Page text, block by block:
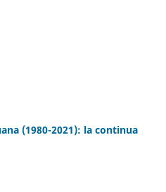
(1980-2021): la continua